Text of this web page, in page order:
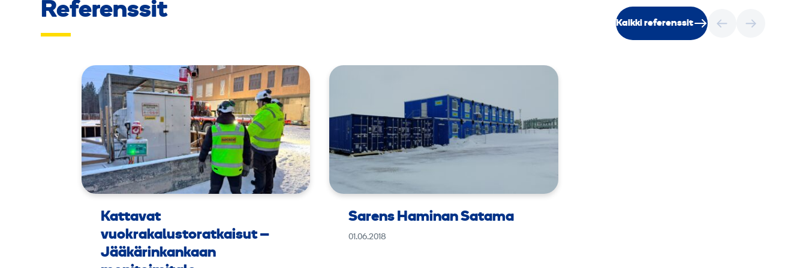
Referenssit
Kaikki referenssit
Kattavat
vuokrakalustoratkaisut –
Jääkärinkankaan
Sarens Haminan Satama
01.06.2018